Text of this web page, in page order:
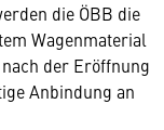
die ÖBB die
Wagenmaterial
der Eröffnung
Anbindung an